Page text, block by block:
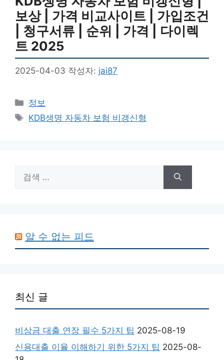
보상 | 가격 비교사이트 | 가입조건
| 청구서류 | 순위 | 가격 | 다이렉
트 2025
2025-04-03 작성자: jai87
카
테
정보
태
KDB생명 자동차 보험 비갱신형
색:
알 수 없는 피드
최신 글
비상금 대출 연장 필수 5가지 팁 2025-08-19
신용대출 이율 이해하기 위한 5가지 팁 2025-08-